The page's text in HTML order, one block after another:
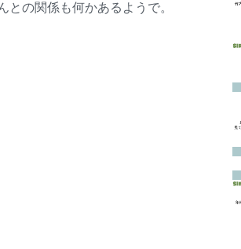
の関係も何かあるようで。